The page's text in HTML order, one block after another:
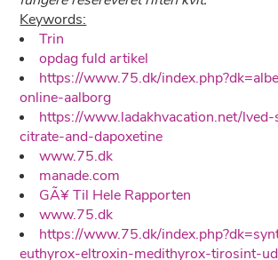
Keywords:
Trin
opdag fuld artikel
https://www.75.dk/
online-aalborg
https://www.ladakhvacation.net/
citrate-and-dapoxetine
www.75.dk
manade.com
GÃ¥ Til Hele Rapporten
www.75.dk
https://www.75.dk/
euthyrox-eltroxin-medithyrox-tirosint-